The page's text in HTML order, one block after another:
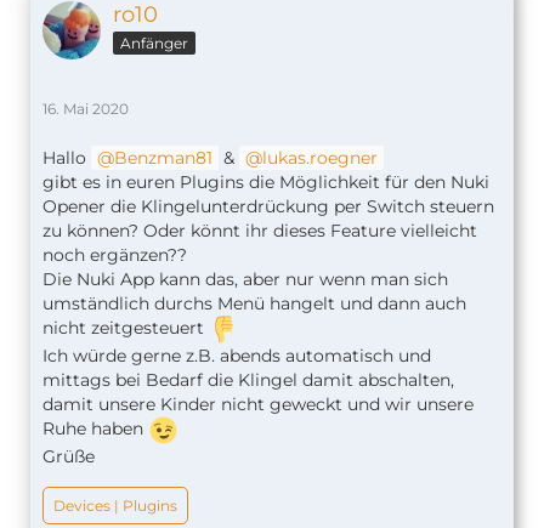
ro10
Anfänger
16. Mai 2020
Hallo Benzman81 &
lukas.roegner
gibt es in euren Plugins die Möglichkeit für den Nuki
Opener die Klingelunterdrückung per Switch steuern
zu können? Oder könnt ihr dieses Feature vielleicht
noch ergänzen??
Die Nuki App kann das, aber nur wenn man sich
umständlich durchs Menü hangelt und dann auch
nicht zeitgesteuert
Ich würde gerne z.B. abends automatisch und
mittags bei Bedarf die Klingel damit abschalten,
damit unsere Kinder nicht geweckt und wir unsere
Ruhe haben
Grüße
Devices | Plugins